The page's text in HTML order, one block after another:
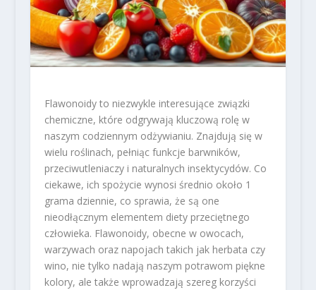
Flawonoidy to niezwykle interesujące związki
chemiczne, które odgrywają kluczową rolę w
naszym codziennym odżywianiu. Znajdują się w
wielu roślinach, pełniąc funkcje barwników,
przeciwutleniaczy i naturalnych insektycydów. Co
ciekawe, ich spożycie wynosi średnio około 1
grama dziennie, co sprawia, że są one
nieodłącznym elementem diety przeciętnego
człowieka. Flawonoidy, obecne w owocach,
warzywach oraz napojach takich jak herbata czy
wino, nie tylko nadają naszym potrawom piękne
kolory, ale także wprowadzają szereg korzyści